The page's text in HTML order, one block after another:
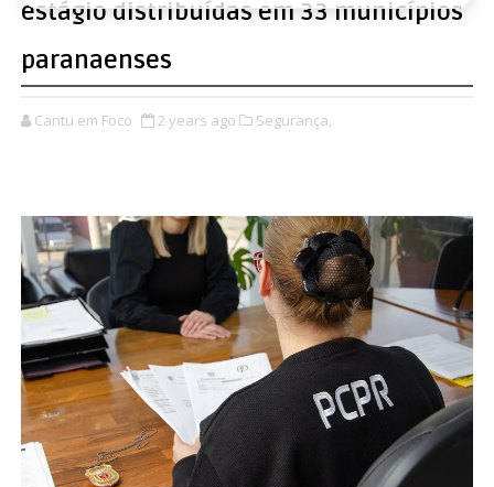
estágio distribuídas em 33 municípios
paranaenses
Cantu em Foco 2 years ago Segurança,